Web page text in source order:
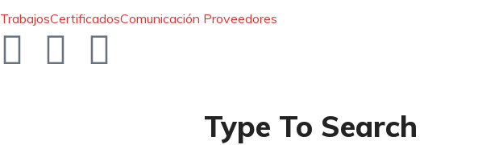
TrabajosCertificadosComunicación Proveedores
Type To Search